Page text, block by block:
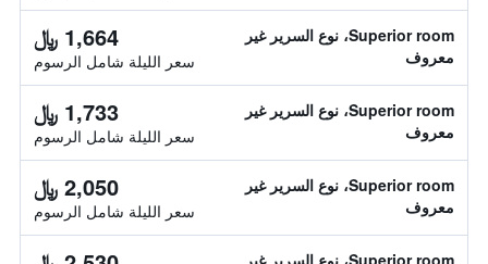
Superior room، نوع السرير غير
معروف
1,664 ﷼
سعر الليلة شامل الرسوم
Superior room، نوع السرير غير
معروف
1,733 ﷼
سعر الليلة شامل الرسوم
Superior room، نوع السرير غير
معروف
2,050 ﷼
سعر الليلة شامل الرسوم
Superior room، نوع السرير غير